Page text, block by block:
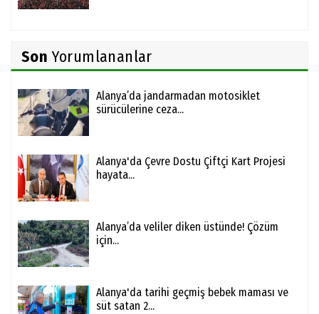
Son Yorumlananlar
Alanya’da jandarmadan motosiklet
sürücülerine ceza...
Alanya'da Çevre Dostu Çiftçi Kart Projesi
hayata...
Alanya’da veliler diken üstünde! Çözüm
için...
Alanya'da tarihi geçmiş bebek maması ve
süt satan 2...